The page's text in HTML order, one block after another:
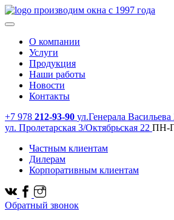
производим окна с 1997 года
О компании
Услуги
Продукция
Наши работы
Новости
Контакты
+7 978 212-93-90 ул.Генерала Васильева
ул. Пролетарская 3/Октябрьская 22 ПН-
Частным клиентам
Дилерам
Корпоративным клиентам
Обратный звонок